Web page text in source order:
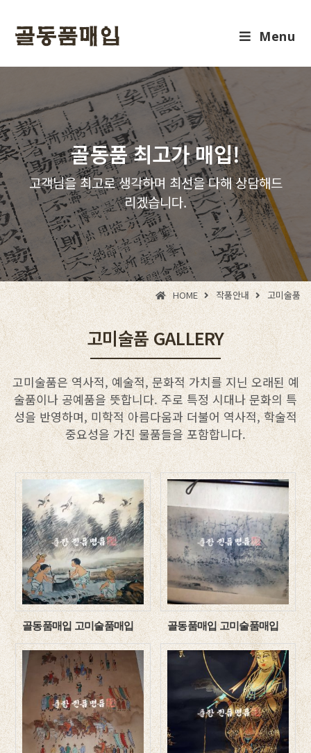
Menu
골동품 최고가 매입!
고객님을 최고로 생각하며 최선을 다해 상담해드
리겠습니다.
HOME 작품안내 고미술품
고미술품 GALLERY
고미술품은 역사적, 예술적, 문화적 가치를 지닌 오래된 예
술품이나 공예품을 뜻합니다. 주로 특정 시대나 문화의 특
성을 반영하며, 미학적 아름다움과 더불어 역사적, 학술적
중요성을 가진 물품들을 포함합니다.
골동품매입 고미술품매입 골동품매입 고미술품매입